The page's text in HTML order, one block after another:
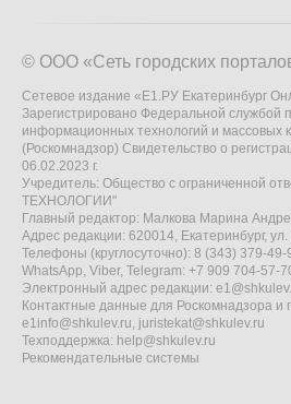
© ООО «Сеть городских
Сетевое издание «Е1.РУ Екатеринбург
Зарегистрировано Федеральной службой
информационных технологий и массовых
(Роскомнадзор) Свидетельство о
06.02.2023 г.
Учредитель: Общество с ограниченной
ТЕХНОЛОГИИ"
Главный редактор: Малкова Марина
Адрес редакции: 620014, Екатеринбург,
Телефоны (круглосуточно): 8 (343) 379-49-
WhatsApp, Viber, Telegram: +7 909 704-57-
Электронный адрес редакции:
Контактные данные для Роскомнадзора и
e1info@shkulev.ru, juristekat@shkulev.ru
Техподдержка: help@shkulev.ru
Рекомендательные системы